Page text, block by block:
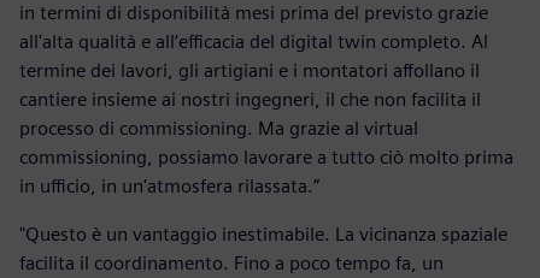
in termini di disponibilità mesi prima del previsto grazie
all'alta qualità e all’efficacia del digital twin completo. Al
termine dei lavori, gli artigiani e i montatori affollano il
cantiere insieme ai nostri ingegneri, il che non facilita il
processo di commissioning. Ma grazie al virtual
commissioning, possiamo lavorare a tutto ciò molto prima
in ufficio, in un'atmosfera rilassata.”
"Questo è un vantaggio inestimabile. La vicinanza spaziale
facilita il coordinamento. Fino a poco tempo fa, un